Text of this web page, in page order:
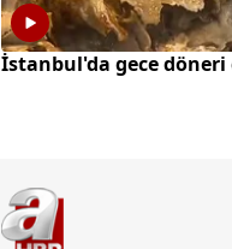
İstanbul'da gece döneri